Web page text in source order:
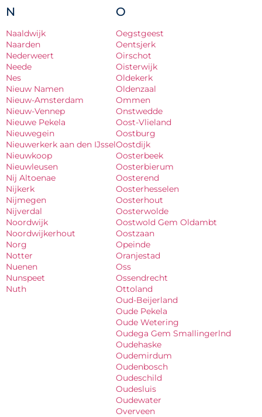
N
Naaldwijk
Naarden
Nederweert
Neede
Nes
Nieuw Namen
Nieuw-Amsterdam
Nieuw-Vennep
Nieuwe Pekela
Nieuwegein
Nieuwerkerk aan den IJssel
Nieuwkoop
Nieuwleusen
Nij Altoenae
Nijkerk
Nijmegen
Nijverdal
Noordwijk
Noordwijkerhout
Norg
Notter
Nuenen
Nunspeet
Nuth
O
Oegstgeest
Oentsjerk
Oirschot
Oisterwijk
Oldekerk
Oldenzaal
Ommen
Onstwedde
Oost-Vlieland
Oostburg
Oostdijk
Oosterbeek
Oosterbierum
Oosterend
Oosterhesselen
Oosterhout
Oosterwolde
Oostwold Gem Oldambt
Oostzaan
Opeinde
Oranjestad
Oss
Ossendrecht
Ottoland
Oud-Beijerland
Oude Pekela
Oude Wetering
Oudega Gem Smallingerlnd
Oudehaske
Oudemirdum
Oudenbosch
Oudeschild
Oudesluis
Oudewater
Overveen